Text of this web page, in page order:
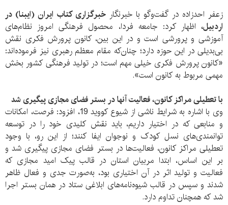
زعفر احدزاده در گفت‌وگو با خبرنگارخبرگزاری کتاب ایران (ایبنا) در
اردبیل، اظهار کرد: جامعه فردا، محصول فرهنگی امروز نظام‌های
آموزشی و پرورشی است و در این بین، کانون پرورش فکری نقش
بی‌بدیلی در این حوزه دارد؛ چنان‌که مقام معظم رهبری نیز فرموده‌اند:
«کانون پرورش فکری خیلی مهم است؛ در تولید فرهنگی کشور بخش
مهمی مربوط به کانون است».
با تعطیلی مراکز کانون، فعالیت آنها در بستر فضای مجازی پیگیری شد
وی با اشاره به شرایط ناشی از شیوع کووید 19، افزود: فرصت، امکانات
و منابعی که در اختیار داریم، باید نقش کلیدی خود را در توسعه‌
توانمندی‌های نسل کودک و نوجوان ایفا کنند؛ از این رو، با وجود
تعطیلی مراکز کانون، فعالیت‌ها در بستر فضای مجازی پیگیری شد و
بر این اساس، ابتدا مربیان استان در قالب پیک امید مجازی که
فعالیت و تولید اثر در آن اختیاری بود، به‌صورت جدی و فعال ظاهر
شدند و سپس در قالب شیوه‌نامه‌های ابلاغی ستاد در همان بستر اجرا
شد که همچنان تداوم دارد.